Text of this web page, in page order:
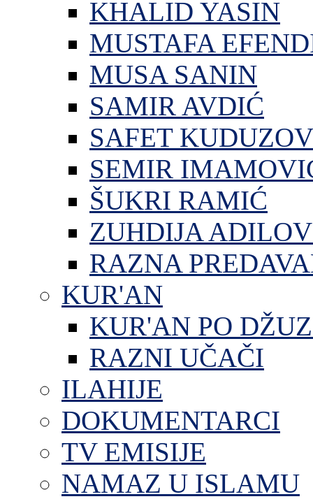
KHALID YASIN
MUSTAFA
MUSA SANIN
SAMIR AVDIĆ
SAFET
SEMIR
ŠUKRI RAMIĆ
ZUHDIJA
RAZNA
KUR'AN
KUR'AN PO
RAZNI UČAČI
ILAHIJE
DOKUMENTARCI
TV EMISIJE
NAMAZ U ISLAMU